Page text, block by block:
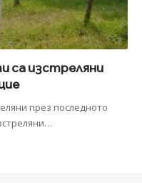
са изстреляни
през последното
…